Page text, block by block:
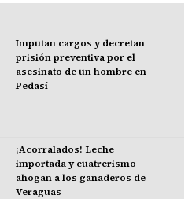
Imputan cargos y decretan
prisión preventiva por el
asesinato de un hombre en
Pedasí
¡Acorralados! Leche
importada y cuatrerismo
ahogan a los ganaderos de
Veraguas